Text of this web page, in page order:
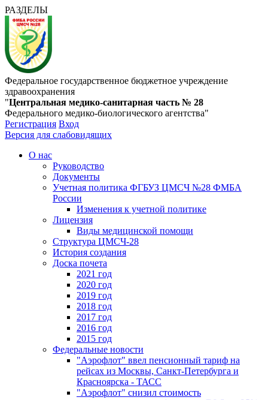
РАЗДЕЛЫ
Федеральное государственное бюджетное учреждение
здравоохранения
"Центральная медико-санитарная часть № 28
Федерального медико-биологического агентства"
Регистрация Вход
Версия для слабовидящих
О нас
Руководство
Документы
Учетная политика ФГБУЗ ЦМСЧ №28 ФМБА
России
Изменения к учетной политике
Лицензия
Виды медицинской помощи
Структура ЦМСЧ-28
История создания
Доска почета
2021 год
2020 год
2019 год
2018 год
2017 год
2016 год
2015 год
Федеральные новости
"Аэрофлот" ввел пенсионный тариф на
рейсах из Москвы, Санкт-Петербурга и
Красноярска - ТАСС
"Аэрофлот" снизил стоимость